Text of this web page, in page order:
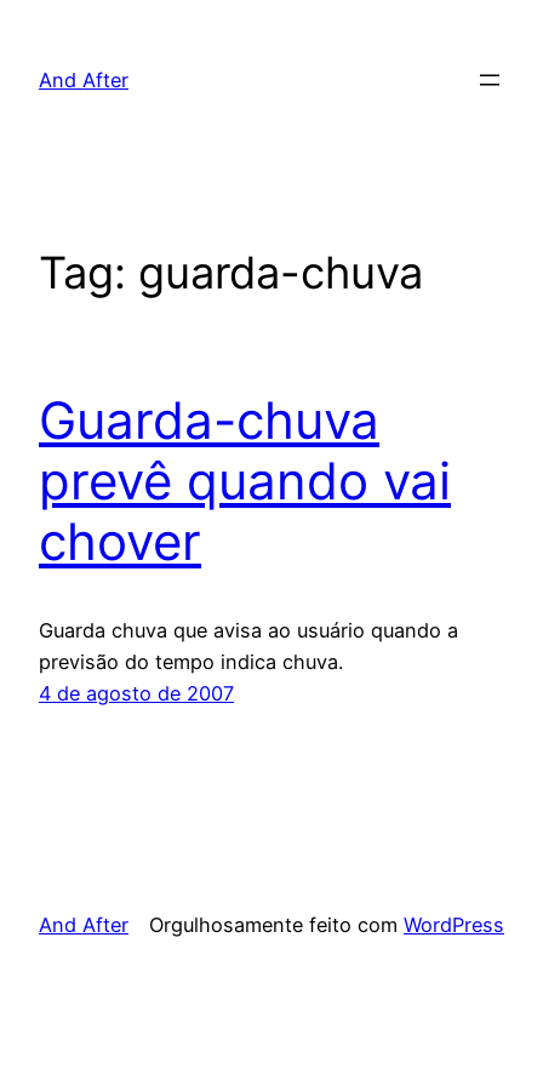
And After
Tag: guarda-chuva
Guarda-chuva
prevê quando vai
chover
Guarda chuva que avisa ao usuário quando a
previsão do tempo indica chuva.
4 de agosto de 2007
And After Orgulhosamente feito com WordPress